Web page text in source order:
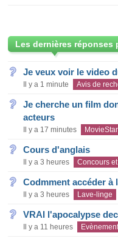
Les dernières réponses
Je veux voir le video
Il y a 1 minute Avis de
Je cherche un film
acteurs
Il y a 17 minutes
Cours d'anglais
Il y a 3 heures Concours
Codmment accéder à
Il y a 3 heures Lave-linge
VRAI l'apocalypse
Il y a 11 heures